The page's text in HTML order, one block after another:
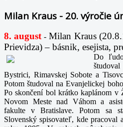
Milan Kraus - 20. výročie
8. august -Milan Kraus
Prievidza) – básnik, esejista,
Do
Bystrici, Rimavskej Sobote a
Potom študoval na Evanjelickej
Po skončení bol krátko kaplánom
Novom Meste nad Váhom a
fakulte v Bratislave. Potom sa
Slovenský spisovateľ, kde pracoval